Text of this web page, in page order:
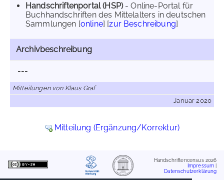
Handschriftenportal (HSP)- Online-Portal für
Buchhandschriften des Mittelalters in deutschen
Sammlungen [online] [zur Beschreibung]
Archivbeschreibung
---
Mitteilungen von Klaus Graf
Januar 2020
Mitteilung (Ergänzung/Korrektur)
Handschriftencensus 2026
Impressum
Datenschutzerklärung